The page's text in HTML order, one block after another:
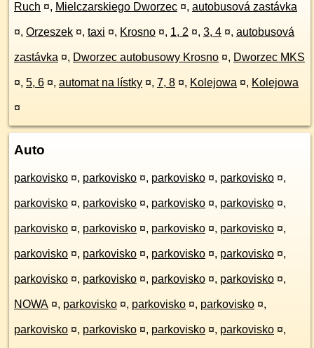
Ruch ¤, Mielczarskiego Dworzec ¤, autobusová zastávka
¤, Orzeszek ¤, taxi ¤, Krosno ¤, 1, 2 ¤, 3, 4 ¤, autobusová
zastávka ¤, Dworzec autobusowy Krosno ¤, Dworzec MKS
¤, 5, 6 ¤, automat na lístky ¤, 7, 8 ¤, Kolejowa ¤, Kolejowa
¤
Auto
parkovisko ¤, parkovisko ¤, parkovisko ¤, parkovisko ¤,
parkovisko ¤, parkovisko ¤, parkovisko ¤, parkovisko ¤,
parkovisko ¤, parkovisko ¤, parkovisko ¤, parkovisko ¤,
parkovisko ¤, parkovisko ¤, parkovisko ¤, parkovisko ¤,
parkovisko ¤, parkovisko ¤, parkovisko ¤, parkovisko ¤,
NOWA ¤, parkovisko ¤, parkovisko ¤, parkovisko ¤,
parkovisko ¤, parkovisko ¤, parkovisko ¤, parkovisko ¤,